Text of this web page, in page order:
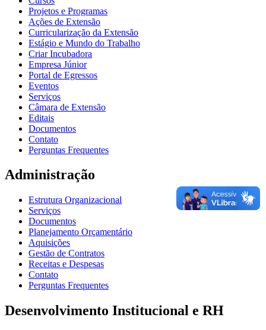
Projetos e Programas
Ações de Extensão
Curricularização da Extensão
Estágio e Mundo do Trabalho
Criar Incubadora
Empresa Júnior
Portal de Egressos
Eventos
Serviços
Câmara de Extensão
Editais
Documentos
Contato
Perguntas Frequentes
Administração
Estrutura Organizacional
Serviços
Documentos
Planejamento Orçamentário
Aquisições
Gestão de Contratos
Receitas e Despesas
Contato
Perguntas Frequentes
Desenvolvimento Institucional e RH